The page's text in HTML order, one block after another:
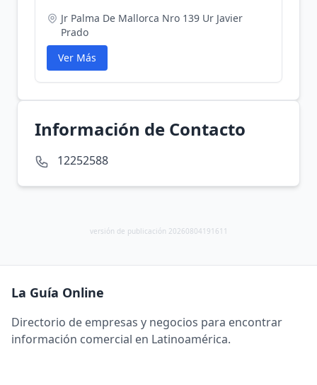
Jr Palma De Mallorca Nro 139 Ur Javier
Prado
Ver Más
Información de Contacto
12252588
versión de publicación 20260804191611
La Guía Online
Directorio de empresas y negocios para encontrar
información comercial en Latinoamérica.